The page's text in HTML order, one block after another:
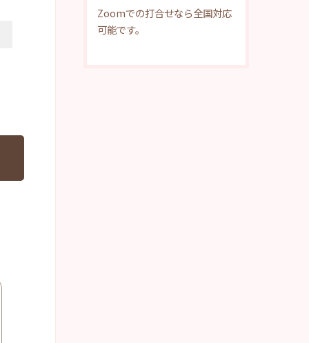
Zoomでの打合せなら全国対応
可能です。